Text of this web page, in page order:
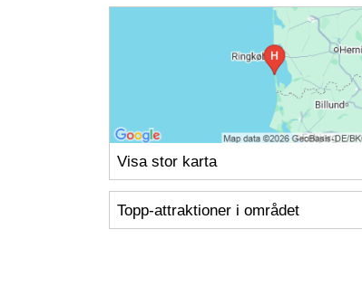
Visa stor karta
Topp-attraktioner i området